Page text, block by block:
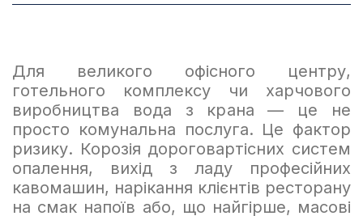
Для великого офісного центру,
готельного комплексу чи харчового
виробництва вода з крана — це не
просто комунальна послуга. Це фактор
ризику. Корозія дороговартісних систем
опалення, вихід з ладу професійних
кавомашин, нарікання клієнтів ресторану
на смак напоїв або, що найгірше, масові